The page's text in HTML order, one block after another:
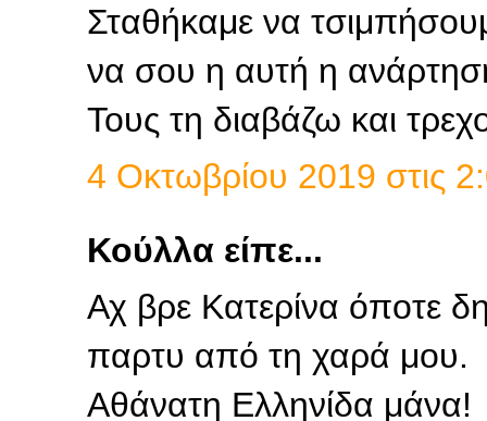
Σταθήκαμε να
να σου η αυτή η
Τους τη διαβάζω και
4 Οκτωβρίου 2019 στις
Κούλλα είπε...
Αχ βρε Κατερίνα όποτε
παρτυ από τη χαρά μου.
Αθάνατη Ελληνίδα μάνα!